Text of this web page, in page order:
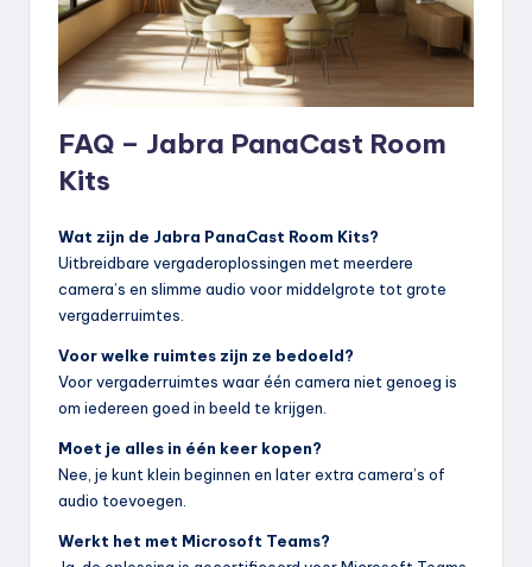
FAQ – Jabra PanaCast Room
Kits
Wat zijn de Jabra PanaCast Room Kits?
Uitbreidbare vergaderoplossingen met meerdere
camera’s en slimme audio voor middelgrote tot grote
vergaderruimtes.
Voor welke ruimtes zijn ze bedoeld?
Voor vergaderruimtes waar één camera niet genoeg is
om iedereen goed in beeld te krijgen.
Moet je alles in één keer kopen?
Nee, je kunt klein beginnen en later extra camera’s of
audio toevoegen.
Werkt het met Microsoft Teams?